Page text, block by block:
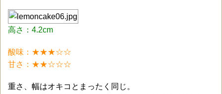
高さ：4.2cm
酸味：★★★☆☆
甘さ：★★☆☆☆
重さ、幅はオキコとまったく同じ。